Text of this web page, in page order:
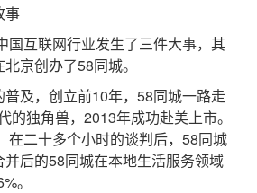
互联网行业发生了三件大事，其
京创办了58同城。
及，创立前10年，58同城一路走
的独角兽，2013年成功赴美上市。
在二十多个小时的谈判后，58同城
后的58同城在本地生活服务领域
。